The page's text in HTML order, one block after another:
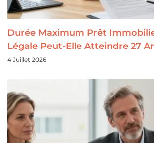
Durée Maximum Prêt
Légale Peut-Elle Atteindre 27
4 Juillet 2026